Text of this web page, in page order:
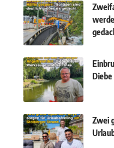
Zwei